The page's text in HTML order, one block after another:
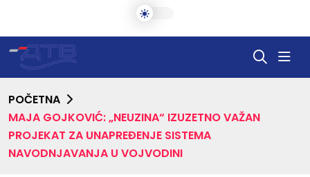
POČETNA
MAJA GOJKOVIĆ: „NEUZINA“ IZUZETNO VAŽAN
PROJEKAT ZA UNAPREĐENJE SISTEMA
NAVODNJAVANJA U VOJVODINI